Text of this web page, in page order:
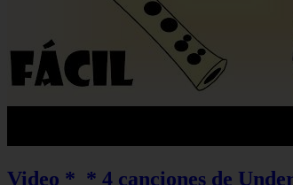
Video *_* 4 canciones de